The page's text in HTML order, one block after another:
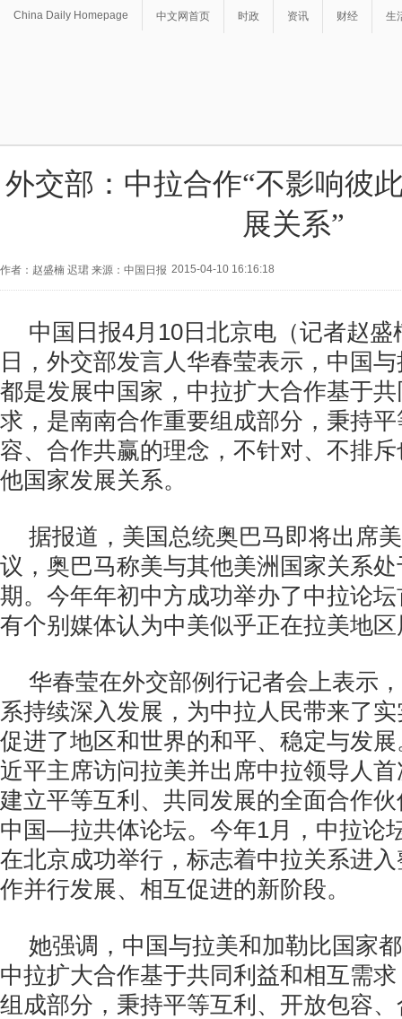
China Daily Homepage 中文网首页 时政 资讯 财经 生
外交部：中拉合作“不影响彼
展关系”
作者：赵盛楠 迟珺 来源：中国日报 2015-04-10 16:16:18
中国日报4月10日北京电（记者赵盛
日，外交部发言人华春莹表示，中国
都是发展中国家，中拉扩大合作基于
求，是南南合作重要组成部分，秉持
容、合作共赢的理念，不针对、不排
他国家发展关系。
据报道，美国总统奥巴马即将出席
议，奥巴马称美与其他美洲国家关系
期。今年年初中方成功举办了中拉论
有个别媒体认为中美似乎正在拉美地
华春莹在外交部例行记者会上表示
系持续深入发展，为中拉人民带来了
促进了地区和世界的和平、稳定与发
近平主席访问拉美并出席中拉领导人
建立平等互利、共同发展的全面合作
中国—拉共体论坛。今年1月，中拉论
在北京成功举行，标志着中拉关系进
作并行发展、相互促进的新阶段。
她强调，中国与拉美和加勒比国家
中拉扩大合作基于共同利益和相互需
组成部分，秉持平等互利、开放包容